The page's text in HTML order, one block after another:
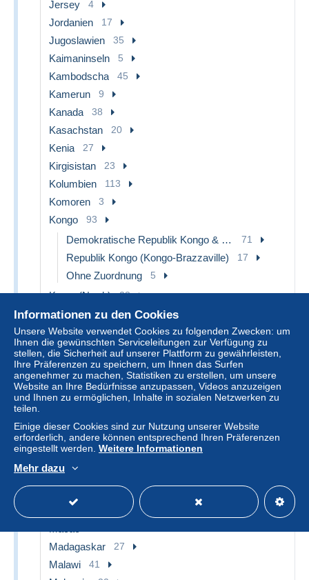
Jersey 4
Jordanien 17
Jugoslawien 35
Kaimaninseln 5
Kambodscha 45
Kamerun 9
Kanada 38
Kasachstan 20
Kenia 27
Kirgisistan 23
Kolumbien 113
Komoren 3
Kongo 93
Demokratische Republik Kongo & Zaire 71
Republik Kongo (Kongo-Brazzaville) 17
Ohne Zuordnung 5
Korea (Nord-) 28
Korea (Süd-) 7
Kroatien 20
Kuba 263
Kuwait 8
Laos 34
Lesotho 14
Lettland 11
Libanon 46
Libyen
Madagaskar 27
Malawi 41
Informationen zu den Cookies
Unsere Website verwendet Cookies zu folgenden Zwecken: um
Ihnen die gewünschten Serviceleitungen zur Verfügung zu
stellen, die Sicherheit auf unserer Plattform zu gewährleisten,
Ihre Präferenzen zu speichern, um Ihnen das Surfen
angenehmer zu machen, Statistiken zu erstellen, um unsere
Website an Ihre Bedürfnisse anzupassen, Videos anzuzeigen
und Ihnen zu ermöglichen, Inhalte in sozialen Netzwerken zu
teilen.
Einige dieser Cookies sind zur Nutzung unserer Website
erforderlich, andere können entsprechend Ihren Präferenzen
eingestellt werden. Weitere Informationen
Mehr dazu